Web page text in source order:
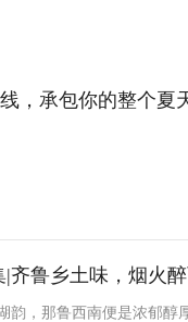
，承包你的整个夏
齐鲁乡土味，烟火
韵，那鲁西南便是浓郁